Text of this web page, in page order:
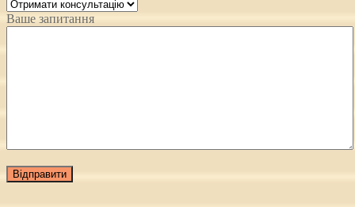
Ваше запитання